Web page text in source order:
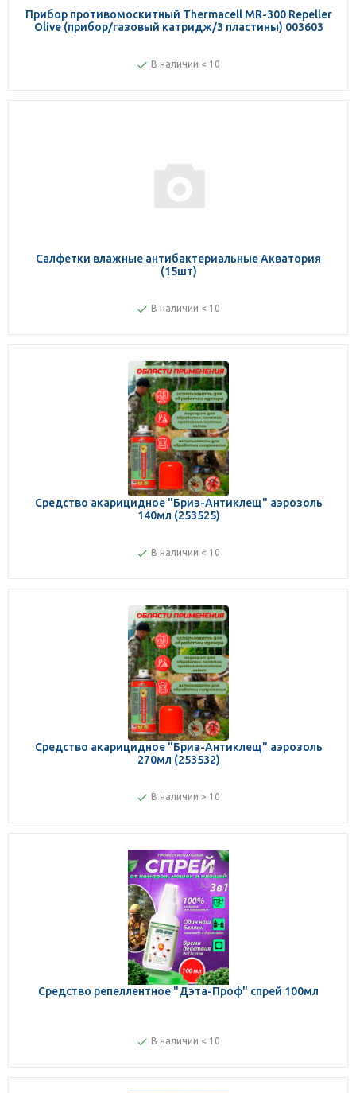
Прибор противомоскитный Thermacell MR-300 Repeller
Olive (прибор/газовый катридж/3 пластины) 003603
В наличии < 10
Салфетки влажные антибактериальные Акватория
(15шт)
В наличии < 10
Средство акарицидное "Бриз-Антиклещ" аэрозоль
140мл (253525)
В наличии < 10
Средство акарицидное "Бриз-Антиклещ" аэрозоль
270мл (253532)
В наличии > 10
Средство репеллентное "Дэта-Проф" спрей 100мл
В наличии < 10